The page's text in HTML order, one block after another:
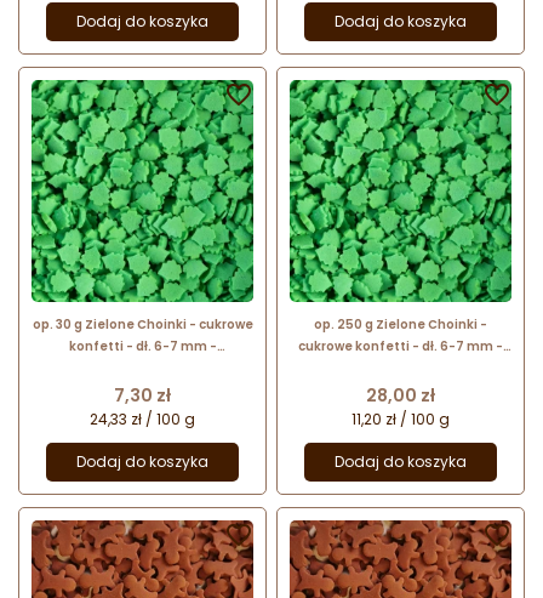
Dodaj do koszyka Dodaj do koszyka
op. 30 g Zielone Choinki - cukrowe
konfetti - dł. 6-7 mm -
Cena
7,30 zł
24,33 zł / 100 g
Dodaj do koszyka

op. 250 g Zielone Choinki -
cukrowe konfetti - dł. 6-7 mm -
Cena
28,00 zł
11,20 zł / 100 g
Dodaj do koszyka

 